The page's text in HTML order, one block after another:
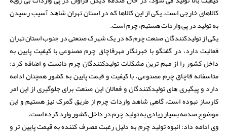
کالاهای خارجی است، یکی از این کالاها که در استان تهران شاهد آسیب رسیدن
به تولید در پی واردات هستیم، چرم است.
یکی از تولیدکنندگان صنعت چرم که در یک شهرک صنعتی در جنوب استان تهران
فعالیت دارد، در گفتگو با خبرنگار مهرقاچاق چرم مصنوعی با کیفیت پایین به
داخل کشور را از مهم ترین مشکلات تولیدکنندگان چرم دانست و اضافه کرد:
متاسفانه قاچاق چرم مصنوعی، با کیفیت و قیمت پایین به کشور همچنان ادامه
دارد و پیگیری های تولیدکنندگان و فعالان این صنعت برای جلوگیری از این امر
کارساز نبوده است، گاهی شاهد واردات چرم از طریق گمرک نیز هستیم و این
موضوع صدمه بسیار زیادی به تولید چرم در داخل کشور وارد کرده است.
وی ادامه داد: انبوه تولید چرم به دلیل رغبت مصرف کننده به قیمت پایین تر و